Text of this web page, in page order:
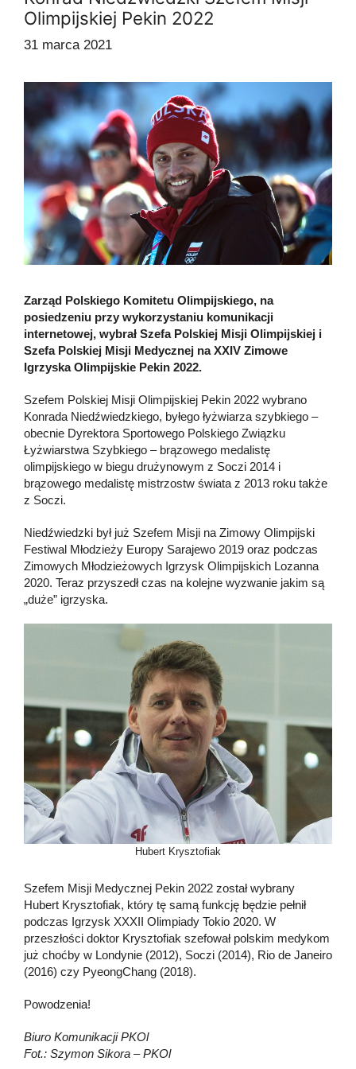
Olimpijskiej Pekin 2022
31 marca 2021
Zarząd Polskiego Komitetu Olimpijskiego, na
posiedzeniu przy wykorzystaniu komunikacji
internetowej, wybrał Szefa Polskiej Misji Olimpijskiej i
Szefa Polskiej Misji Medycznej na XXIV Zimowe
Igrzyska Olimpijskie Pekin 2022.
Szefem Polskiej Misji Olimpijskiej Pekin 2022 wybrano
Konrada Niedźwiedzkiego, byłego łyżwiarza szybkiego –
obecnie Dyrektora Sportowego Polskiego Związku
Łyżwiarstwa Szybkiego – brązowego medalistę
olimpijskiego w biegu drużynowym z Soczi 2014 i
brązowego medalistę mistrzostw świata z 2013 roku także
z Soczi.
Niedźwiedzki był już Szefem Misji na Zimowy Olimpijski
Festiwal Młodzieży Europy Sarajewo 2019 oraz podczas
Zimowych Młodzieżowych Igrzysk Olimpijskich Lozanna
2020. Teraz przyszedł czas na kolejne wyzwanie jakim są
„duże” igrzyska.
Hubert Krysztofiak
Szefem Misji Medycznej Pekin 2022 został wybrany
Hubert Krysztofiak, który tę samą funkcję będzie pełnił
podczas Igrzysk XXXII Olimpiady Tokio 2020. W
przeszłości doktor Krysztofiak szefował polskim medykom
już choćby w Londynie (2012), Soczi (2014), Rio de Janeiro
(2016) czy PyeongChang (2018).
Powodzenia!
Biuro Komunikacji PKOl
Fot.: Szymon Sikora – PKOl